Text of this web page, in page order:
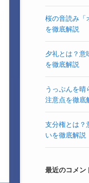
桜の音読み「
を徹底解説
夕礼とは？意
を徹底解説
うっぷんを晴
注意点を徹底
支分権とは？
いを徹底解説
最近のコメン